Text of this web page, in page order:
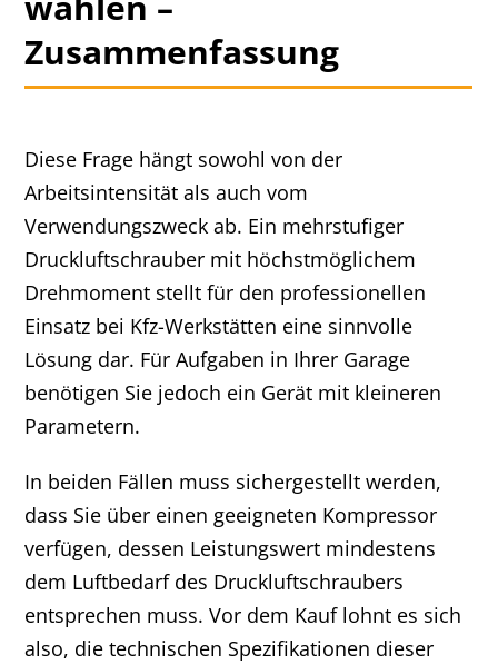
Zusammenfassung
Diese Frage hängt sowohl von der
Arbeitsintensität als auch vom
Verwendungszweck ab. Ein mehrstufiger
Druckluftschrauber mit höchstmöglichem
Drehmoment stellt für den professionellen
Einsatz bei Kfz-Werkstätten eine sinnvolle
Lösung dar. Für Aufgaben in Ihrer Garage
benötigen Sie jedoch ein Gerät mit kleineren
Parametern.
In beiden Fällen muss sichergestellt werden,
dass Sie über einen geeigneten Kompressor
verfügen, dessen Leistungswert mindestens
dem Luftbedarf des Druckluftschraubers
entsprechen muss. Vor dem Kauf lohnt es sich
also, die technischen Spezifikationen dieser